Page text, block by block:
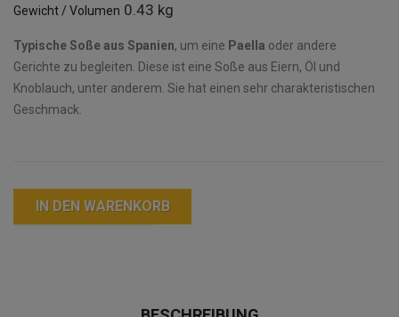
Gewicht / Volumen 0.43 kg
Typische Soße aus Spanien, um eine Paella oder andere
Gerichte zu begleiten. Diese ist eine Soße aus Eiern, Öl und
Knoblauch, unter anderem. Sie hat einen sehr charakteristischen
Geschmack.
IN DEN WARENKORB